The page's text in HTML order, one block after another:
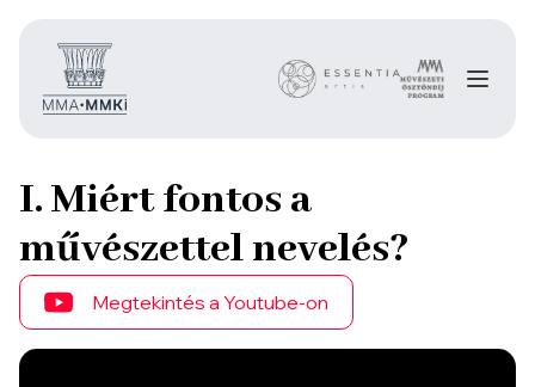
I. Miért fontos a
művészettel nevelés?
Megtekintés a Youtube-on